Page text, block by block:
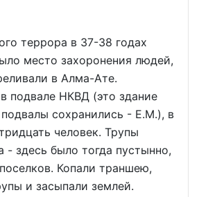
террора в 37-38 годах
место захоронения людей,
в Алма-Ате.
подвале НКВД (это здание
сохранились - Е.М.), в
человек. Трупы
- здесь было тогда пустынно,
Копали траншею,
и засыпали землей.